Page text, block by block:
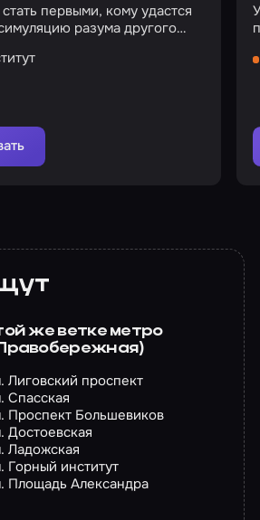
первыми, кому удастся
разума другого
же ветке метро
Лиговский проспект
Спасская
Проспект Большевиков
Достоевская
Ладожская
Горный институт
Площадь Александра